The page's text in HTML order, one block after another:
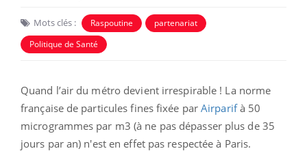
Mots clés : Raspoutine
partenariat
Politique de Santé
Quand l’air du métro devient irrespirable ! La norme
française de particules fines fixée parAirparifà 50
microgrammes par m3 (à ne pas dépasser plus de 35
jours par an) n'est en effet pas respectée à Paris.